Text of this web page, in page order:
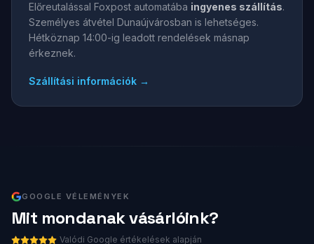
Előreutalással Foxpost automatába ingyenes szállítás.
Személyes átvétel Dunaújvárosban is lehetséges.
Hétköznap 14:00-ig leadott rendelések másnap
érkeznek.
Szállítási információk →
GOOGLE VÉLEMÉNYEK
Mit mondanak vásárlóink?
Valódi Google értékelések alapján